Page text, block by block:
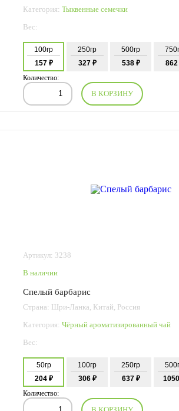
Категория: Тыквенные семечки
Вес:
100гр
157 ₽
250гр
327 ₽
500гр
538 ₽
862
Количество:
В КОРЗИНУ
Артикул: 3238
В наличии
Спелый барбарис
Страна: Шри-Ланка, Китай, Россия
Категория: Чёрный ароматизированный чай
Вес:
50гр
204 ₽
100гр
306 ₽
250гр
637 ₽
Количество: